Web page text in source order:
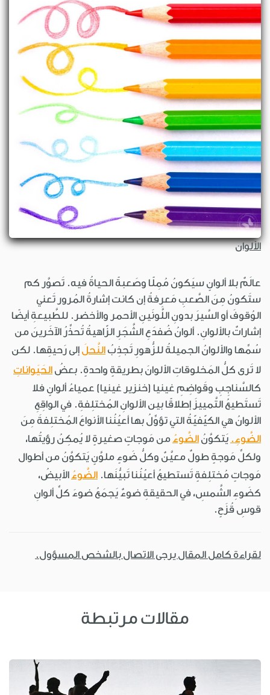
الألوان
عالَمٌ بلا ألوانٍ سيَكونُ مُمِلًا وصَعبةً الحياةُ فيه. تَصوَّر كم
ستَكونُ مِنَ الصَّعبِ مَعرِفةُ إن كانت إشارةُ المُرور تَعني
الوُقوفَ أو السَّيرَ بدونِ اللَّونَينِ الأحمر والأخضر. للطَّبيعةِ أيضًا
إشاراتٌ بالألوانِ. ألوانُ ضُفدَعِ الشَّجَرِ الزّاهيةُ تُحذِّرُ الآخَرينَ من
سُمِّها والألوانُ الجميلةُ للزُّهورِ تَجذِبُ النَّحلَ إلى رَحيقِها. لكن
لا تَرى كلُّ المَخلوقاتِ الألوانَ بطريقةٍ واحدةٍ. بعضُ الحَيَواناتِ
كالسَّناجِبِ وقَواضِمِ غينيا (خنزير غينيا) عمياءُ ألوانٍ فلا
تَستَطيعُ التَّمييزَ إطلاقًا بين الألوانِ المُختلِفةِ. في الواقِعِ
الألوانُ هي الكيّفيّةُ التي تؤوِّلُ بها أعيُنُنا الأنواعَ المُختلِفةَ مِنَ
الضَّوءِ. يَتكوَّنُ الضَّوءُ من مَوجاتٍ صغيرةٍ لا يُمكِنُ رؤيتُها،
ولكلِّ مَوجةٍ طولٌ معيَّنٌ وكلُّ ضَوءٍ ملوَّنٍ يَتكوَّنُ من أطوال
مَوجاتٍ مُختلِفةٍ تَستطيعُ أعيُنُنا تَبيُّنَها. الضَّوءُ الأبيضُ،
كضَوءِ الشَّمسِ، في الحقيقةِ ضوءٌ يَجمَعُ ضوءَ كلِّ ألوانِ
قوسِ قُزَحٍ.
لقراءة كامل المقال يرجى الاتصال بالشخص المسؤول.
مقالات مرتبطة